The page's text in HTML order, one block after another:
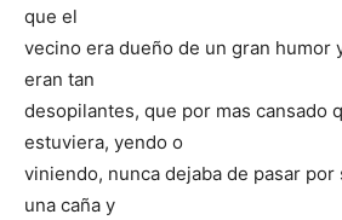
que el
vecino era dueño de un gran humor
eran tan
desopilantes, que por mas cansado
estuviera, yendo o
viniendo, nunca dejaba de pasar por
una caña y